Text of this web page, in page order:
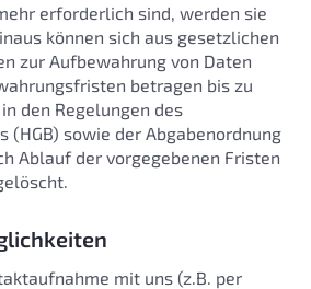
erforderlich sind, werden sie
können sich aus gesetzlichen
zur Aufbewahrung von Daten
betragen bis zu
den Regelungen des
(HGB) sowie der Abgabenordnung
Ablauf der vorgegebenen Fristen
mit uns (z.B. per